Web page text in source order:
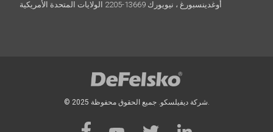
أوغدينسبورغ ، نيويورك 13669-2205 الولايات المتحدة الأمريكية
© 2025 شركة ديفيلسكو. جميع الحقوق محفوظة.